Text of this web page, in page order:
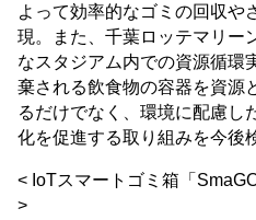
よって効率的なゴミの回収や
現。また、千葉ロッテマリー
なスタジアム内での資源循環
棄される飲食物の容器を資源
るだけでなく、環境に配慮し
化を促進する取り組みを今後
< IoTスマートゴミ箱「
>